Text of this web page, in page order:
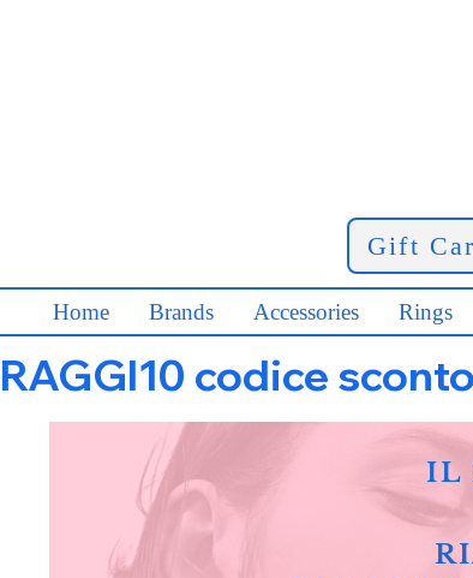
Gift
Home Brands Accessories Rings
RAGGI10 codice
IL